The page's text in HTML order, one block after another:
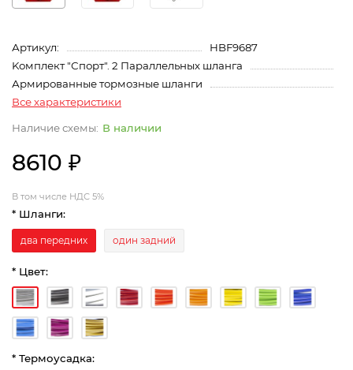
Артикул:
HBF9687
Kомплект "Спорт". 2 Параллельных шланга
Армированные тормозные шланги
Все характеристики
В наличии
8610 ₽
В том числе НДС 5%
* Шланги:
два передних один задний
* Цвет:
* Термоусадка: